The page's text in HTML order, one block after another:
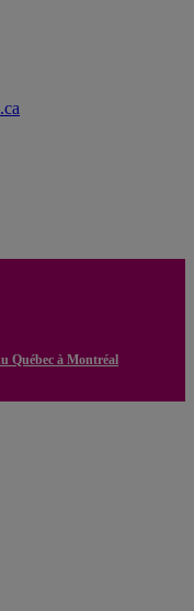
Québec à Montréal